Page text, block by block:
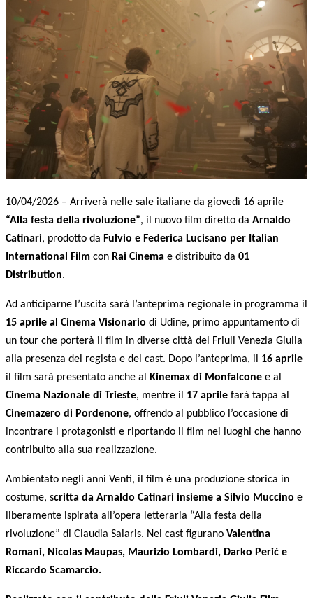
10/04/2026 – Arriverà nelle sale italiane da giovedì 16 aprile
“Alla festa della rivoluzione”, il nuovo film diretto da Arnaldo
Catinari, prodotto da Fulvio e Federica Lucisano per Italian
International Film con Rai Cinema e distribuito da 01
Distribution.
Ad anticiparne l’uscita sarà l’anteprima regionale in programma il
15 aprile al Cinema Visionario di Udine, primo appuntamento di
un tour che porterà il film in diverse città del Friuli Venezia Giulia
alla presenza del regista e del cast. Dopo l’anteprima, il
16 aprile
il film sarà presentato anche al
Kinemax di Monfalcone e al
Cinema Nazionale di Trieste, mentre il 17 aprile farà tappa al
Cinemazero di Pordenone, offrendo al pubblico l’occasione di
incontrare i protagonisti e riportando il film nei luoghi che hanno
contribuito alla sua realizzazione.
Ambientato negli anni Venti, il film è una produzione storica in
costume, scritta da Arnaldo Catinari insieme a Silvio Muccino e
liberamente ispirata all’opera letteraria “Alla festa della
rivoluzione” di Claudia Salaris. Nel cast figurano Valentina
Romani, Nicolas Maupas, Maurizio Lombardi, Darko Perić e
Riccardo Scamarcio.